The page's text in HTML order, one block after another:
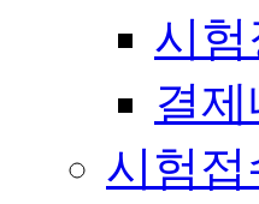
시험
결
시험접